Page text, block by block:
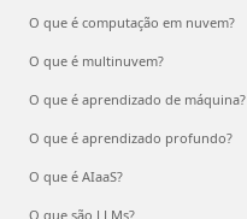
O que é computação em nuvem?
O que é multinuvem?
O que é aprendizado de máquina?
O que é aprendizado profundo?
O que é AIaaS?
O que são LLMs?